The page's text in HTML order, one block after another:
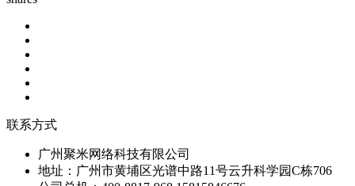
联系方式
广州聚米网络科技有限公司
地址：广州市黄埔区光谱中路11号云升科学园C栋706